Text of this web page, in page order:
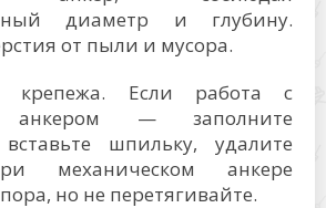
диаметр и глубину.
от пыли и мусора.
крепежа. Если работа с
анкером — заполните
шпильку, удалите
механическом анкере
но не перетягивайте.